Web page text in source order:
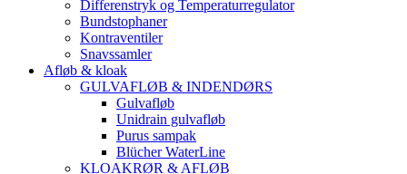
Differenstryk og Temperaturregulator
Bundstophaner
Kontraventiler
Snavssamler
Afløb & kloak
GULVAFLØB & INDENDØRS
Gulvafløb
Unidrain gulvafløb
Purus sampak
Blücher WaterLine
KLOAKRØR & AFLØB